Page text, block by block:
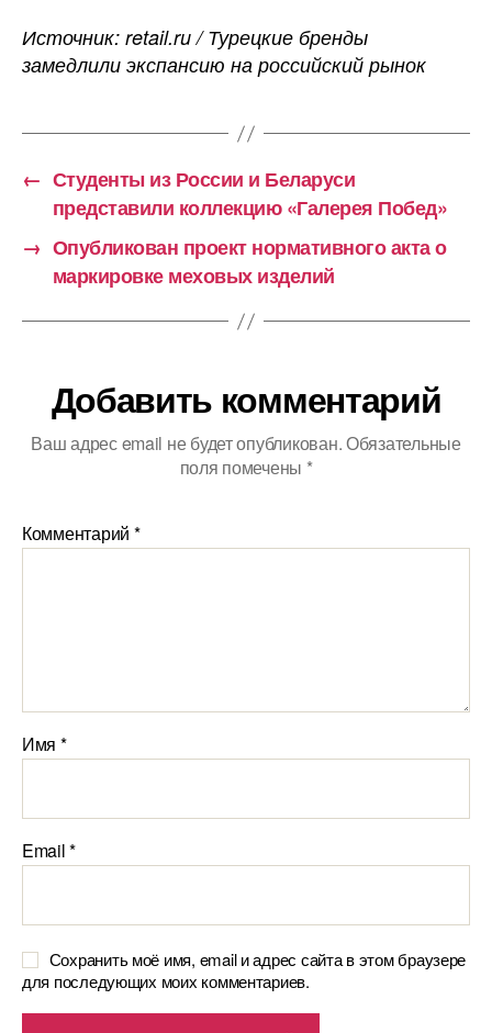
Источник: retail.ru / Турецкие бренды
замедлили экспансию на российский рынок
← Студенты из России и Беларуси
представили коллекцию «Галерея Побед»
→ Опубликован проект нормативного акта о
маркировке меховых изделий
Добавить комментарий
Ваш адрес email не будет опубликован.Обязательные
поля помечены *
Комментарий *
Имя *
Email*
Сохранить моё имя, email и адрес сайта в этом браузере
для последующих моих комментариев.